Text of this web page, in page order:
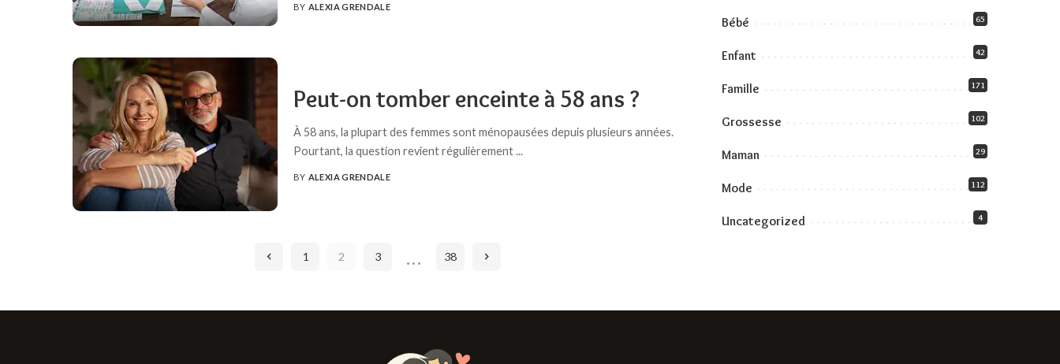
POSTED
BY ALEXIA GRENDALE
Peut-on tomber enceinte à 58 ans ?
À 58 ans, la plupart des femmes sont ménopausées depuis plusieurs années.
Pourtant, la question revient régulièrement...
POSTED
BY ALEXIA GRENDALE
1 2 3 … 38
Bébé 65
Enfant 42
Famille 171
Grossesse 102
Maman 29
Mode 112
Uncategorized 4